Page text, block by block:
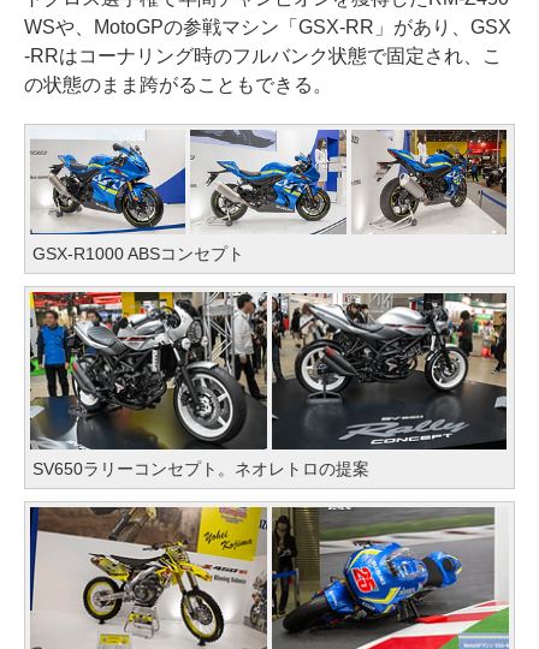
WSや、MotoGPの参戦マシン「GSX-RR」があり、GSX
-RRはコーナリング時のフルバンク状態で固定され、こ
の状態のまま跨がることもできる。
GSX-R1000 ABSコンセプト
SV650ラリーコンセプト。ネオレトロの提案